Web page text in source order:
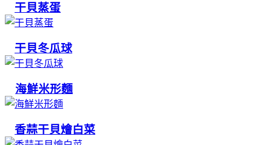
干貝蒸蛋
干貝冬瓜球
海鮮米形麵
香蒜干貝燴白菜